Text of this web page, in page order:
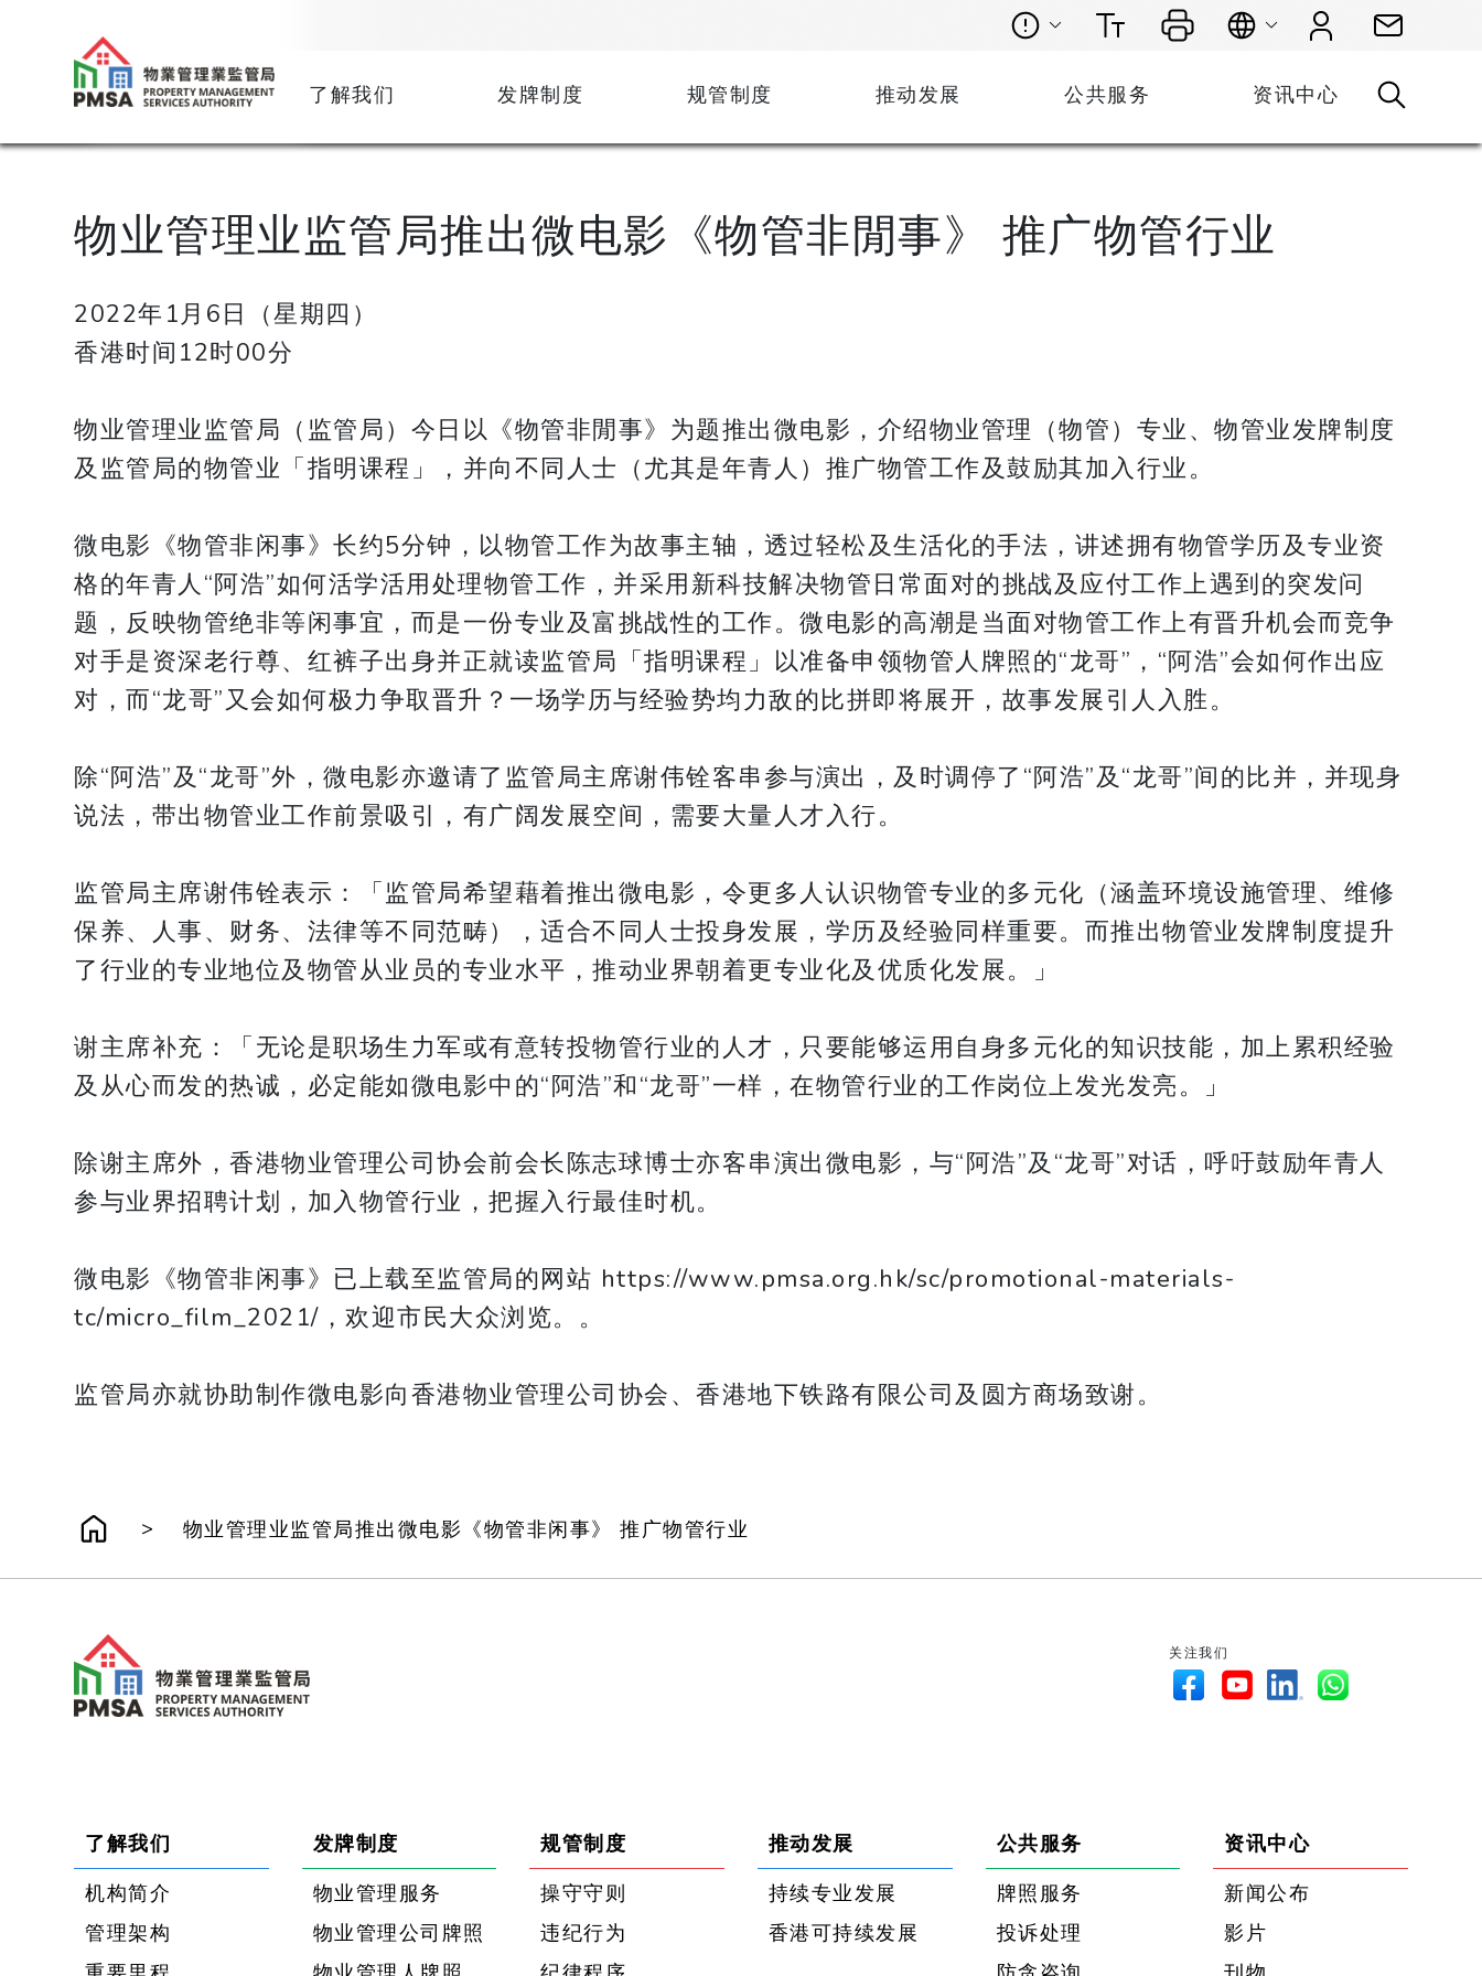
了解我们 发牌制度 规管制度 推动发展 公共服务 资讯中心
物业管理业监管局推出微电影《物管非閒事》 推广物管行业
2022年1月6日（星期四）
香港时间12时00分
物业管理业监管局（监管局）今日以《物管非閒事》为题推出微电影，介绍物业管理（物管）专业、物管业发牌制度
及监管局的物管业「指明课程」，并向不同人士（尤其是年青人）推广物管工作及鼓励其加入行业。
微电影《物管非闲事》长约5分钟，以物管工作为故事主轴，透过轻松及生活化的手法，讲述拥有物管学历及专业资
格的年青人“阿浩”如何活学活用处理物管工作，并采用新科技解决物管日常面对的挑战及应付工作上遇到的突发问
题，反映物管绝非等闲事宜，而是一份专业及富挑战性的工作。微电影的高潮是当面对物管工作上有晋升机会而竞争
对手是资深老行尊、红裤子出身并正就读监管局「指明课程」以准备申领物管人牌照的“龙哥”，“阿浩”会如何作出应
对，而“龙哥”又会如何极力争取晋升？一场学历与经验势均力敌的比拼即将展开，故事发展引人入胜。
除“阿浩”及“龙哥”外，微电影亦邀请了监管局主席谢伟铨客串参与演出，及时调停了“阿浩”及“龙哥”间的比并，并现身
说法，带出物管业工作前景吸引，有广阔发展空间，需要大量人才入行。
监管局主席谢伟铨表示：「监管局希望藉着推出微电影，令更多人认识物管专业的多元化（涵盖环境设施管理、维修
保养、人事、财务、法律等不同范畴），适合不同人士投身发展，学历及经验同样重要。而推出物管业发牌制度提升
了行业的专业地位及物管从业员的专业水平，推动业界朝着更专业化及优质化发展。」
谢主席补充：「无论是职场生力军或有意转投物管行业的人才，只要能够运用自身多元化的知识技能，加上累积经验
及从心而发的热诚，必定能如微电影中的“阿浩”和“龙哥”一样，在物管行业的工作岗位上发光发亮。」
除谢主席外，香港物业管理公司协会前会长陈志球博士亦客串演出微电影，与“阿浩”及“龙哥”对话，呼吁鼓励年青人
参与业界招聘计划，加入物管行业，把握入行最佳时机。
微电影《物管非闲事》已上载至监管局的网站 https://www.pmsa.org.hk/sc/promotional-materials-
tc/micro_film_2021/，欢迎市民大众浏览。。
监管局亦就协助制作微电影向香港物业管理公司协会、香港地下铁路有限公司及圆方商场致谢。
> 物业管理业监管局推出微电影《物管非闲事》 推广物管行业
关注我们
了解我们
机构简介
管理架构
发牌制度
物业管理服务
物业管理公司牌照
规管制度
操守守则
违纪行为
推动发展
持续专业发展
香港可持续发展
公共服务
牌照服务
投诉处理
资讯中心
新闻公布
影片